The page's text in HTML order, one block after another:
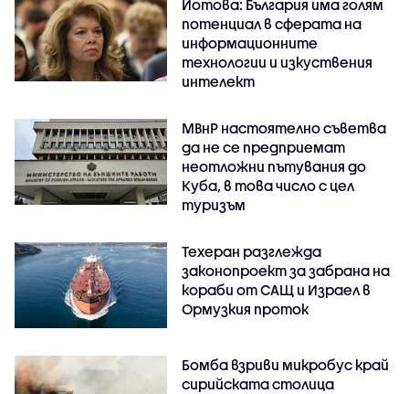
Йотова: България има голям
потенциал в сферата на
информационните
технологии и изкуствения
интелект
МВнР настоятелно съветва
да не се предприемат
неотложни пътувания до
Куба, в това число с цел
туризъм
Техеран разглежда
законопроект за забрана на
кораби от САЩ и Израел в
Ормузкия проток
Бомба взриви микробус край
сирийската столица